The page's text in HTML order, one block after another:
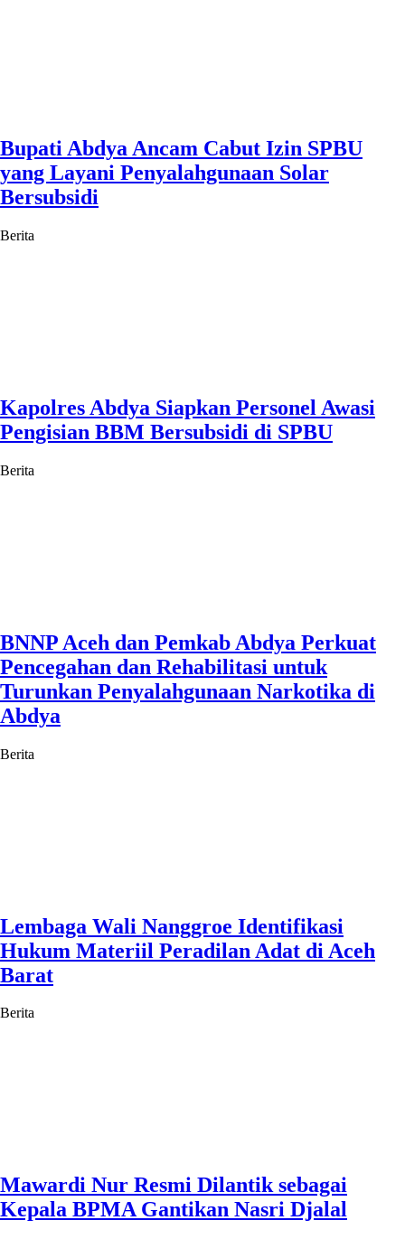
Bupati Abdya Ancam Cabut Izin SPBU
yang Layani Penyalahgunaan Solar
Bersubsidi
Berita
Kapolres Abdya Siapkan Personel Awasi
Pengisian BBM Bersubsidi di SPBU
Berita
BNNP Aceh dan Pemkab Abdya Perkuat
Pencegahan dan Rehabilitasi untuk
Turunkan Penyalahgunaan Narkotika di
Abdya
Berita
Lembaga Wali Nanggroe Identifikasi
Hukum Materiil Peradilan Adat di Aceh
Barat
Berita
Mawardi Nur Resmi Dilantik sebagai
Kepala BPMA Gantikan Nasri Djalal